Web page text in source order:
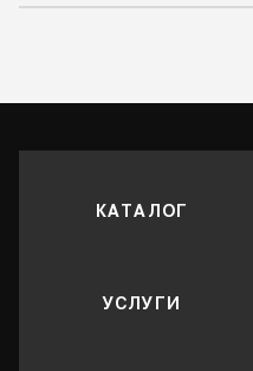
КАТАЛОГ
УСЛУГИ